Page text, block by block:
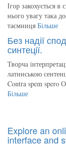
Ігор закохується
нього увагу така
таємниця Більше
Без надії
синтеції.
Творча
латинською
Contra spem spero
Більше
Explore an
interface and